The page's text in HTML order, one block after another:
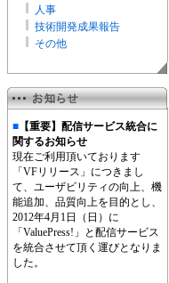
人事
技術開発成果報告
その他
■ 【重要】配信サービス統合に
関するお知らせ
現在ご利用頂いております
「VFリリース」につきまし
て、ユーザビリティの向上、機
能追加、品質向上を目的とし、
2012年4月1日（日）に
「ValuePress!」と配信サービス
を統合させて頂く運びとなりま
した。